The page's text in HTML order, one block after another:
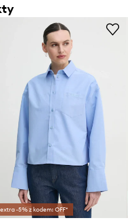
extra -5% z kodem: OFF*